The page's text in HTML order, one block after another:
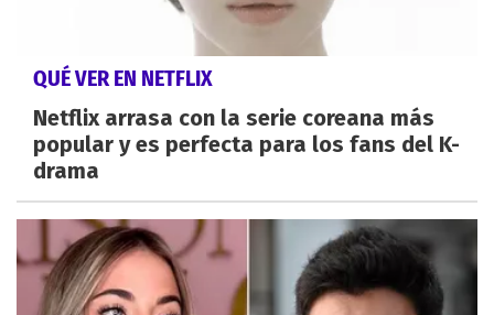
QUÉ VER EN NETFLIX
Netflix arrasa con la serie coreana más
popular y es perfecta para los fans del K-
drama